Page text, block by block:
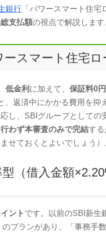
銀行 「パワースマート住宅
総支払額の視点で解説します
ースマート住宅
低金利 に加えて、 保証料0
、返済中にかかる費用を抑
し、SBIグループとしての
わず本審査のみで完結す
せておくとよいでしょう）
（借入金額
ント です。以前のSBI新生
のプランがあり、「事務手